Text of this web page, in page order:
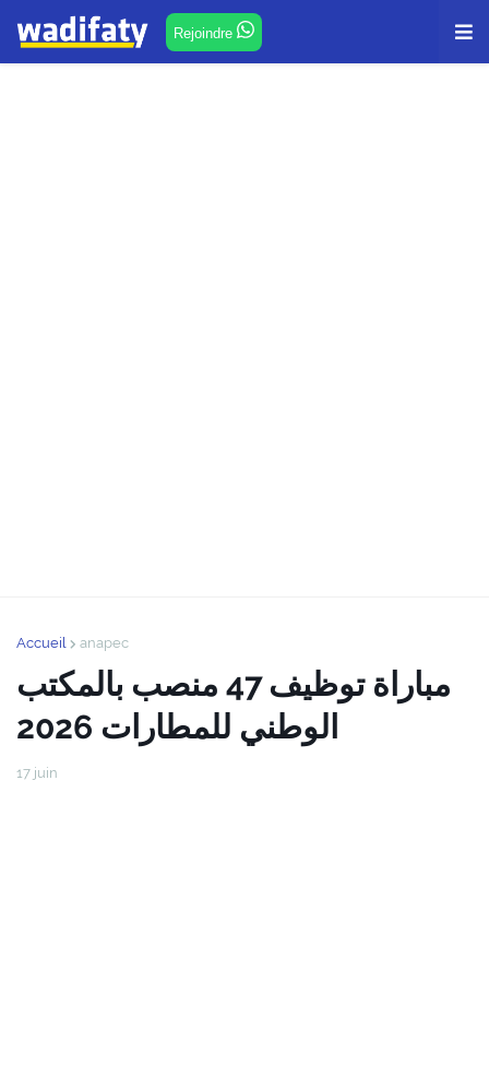
Rejoindre
Accueil anapec
مباراة توظيف 47 منصب بالمكتب
الوطني للمطارات 2026
17 juin